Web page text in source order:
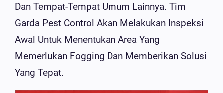
Dan Tempat-Tempat Umum Lainnya. Tim
Garda Pest Control Akan Melakukan Inspeksi
Awal Untuk Menentukan Area Yang
Memerlukan Fogging Dan Memberikan Solusi
Yang Tepat.